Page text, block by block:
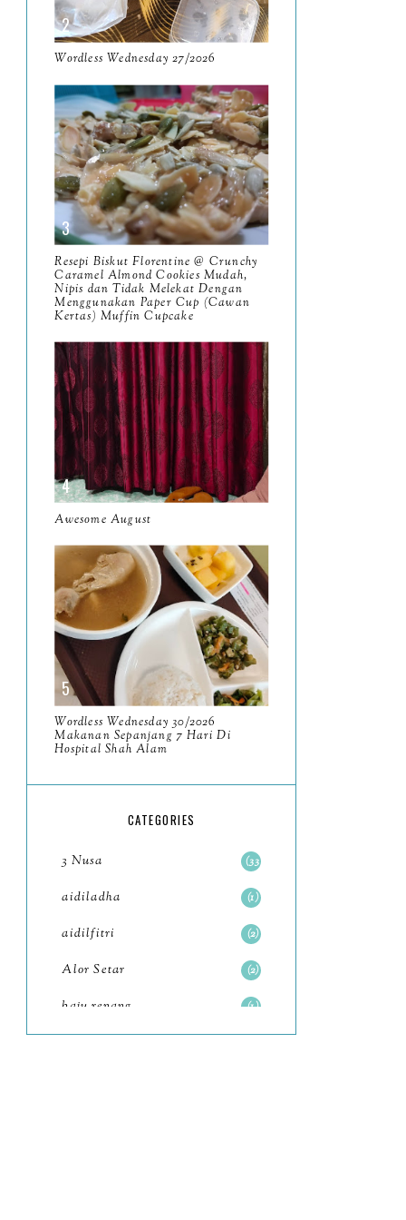
April9
March11
February8
January14
2024130
December19
November12
October10
September13
August9
July 12
June5
May 11
April13
March
February9
January
202393
December11
November8
October
Wordless Wednesday 27/2026
Resepi Biskut Florentine @ Crunchy
Caramel Almond Cookies Mudah,
Nipis dan Tidak Melekat Dengan
Menggunakan Paper Cup (Cawan
Kertas) Muffin Cupcake
Awesome August
Wordless Wednesday 30/2026
Makanan Sepanjang 7 Hari Di
Hospital Shah Alam
CATEGORIES
3 Nusa 33
aidiladha 1
aidilfitri 2
Alor Setar 2
baju renang 1